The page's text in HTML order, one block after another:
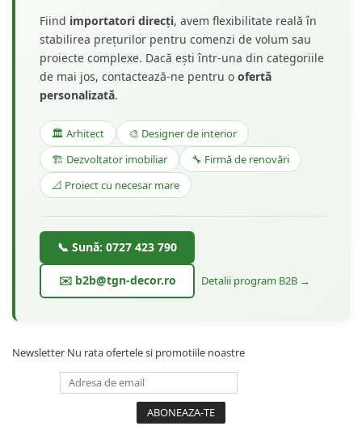
momentul plasării comenzii, în funcție de
complexitatea proiectului și de volumul de lucru
din producție.
Fiind importatori direcți, avem flexibilitate reală în
stabilirea prețurilor pentru comenzi de volum sau
proiecte complexe. Dacă ești într-una din categoriile
de mai jos, contactează-ne pentru o ofertă
personalizată.
🏛️ Arhitect
🎨 Designer de interior
🏗️ Dezvoltator imobiliar
🔧 Firmă de renovări
📐 Proiect cu necesar mare
📞 Sună: 0727 423 790
✉️ b2b@tgn-decor.ro Detalii program B2B →
Newsletter Nu rata ofertele si promotiile noastre